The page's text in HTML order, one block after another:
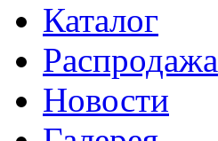
Каталог
Распродажа
Новости